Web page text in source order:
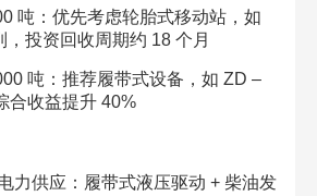
吨：优先考虑轮胎式移动站，如
，投资回收周期约 18 个月​
吨：推荐履带式设备，如 ZD –
合收益提升 40%​
力供应：履带式液压驱动 + 柴油发